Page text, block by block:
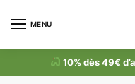
MENU
10% dès 49€